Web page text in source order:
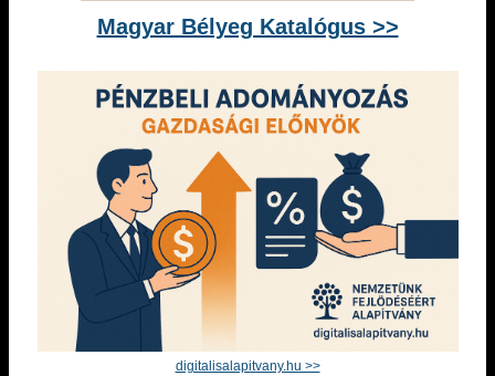
Magyar Bélyeg Katalógus >>
digitalisalapitvany.hu >>